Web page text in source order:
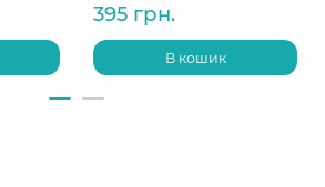
395 грн.
В кошик